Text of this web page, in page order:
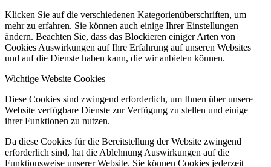
Klicken Sie auf die verschiedenen Kategorienüberschriften, um
mehr zu erfahren. Sie können auch einige Ihrer Einstellungen
ändern. Beachten Sie, dass das Blockieren einiger Arten von
Cookies Auswirkungen auf Ihre Erfahrung auf unseren Websites
und auf die Dienste haben kann, die wir anbieten können.
Wichtige Website Cookies
Diese Cookies sind zwingend erforderlich, um Ihnen über unsere
Website verfügbare Dienste zur Verfügung zu stellen und einige
ihrer Funktionen zu nutzen.
Da diese Cookies für die Bereitstellung der Website zwingend
erforderlich sind, hat die Ablehnung Auswirkungen auf die
Funktionsweise unserer Website. Sie können Cookies jederzeit